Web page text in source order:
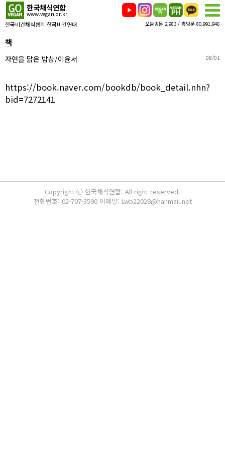
한국채식연합
www.vegan.or.kr
한국비건채식협회 한국비건연대 오늘방문 2,983 / 총방문 80,991,946
책
자연을 닮은 밥상/이윤서 08/01
https://book.naver.com/bookdb/book_detail.nhn?
bid=7272141
Copyright ⓒ 한국채식연합. All right reserved.
전화번호: 02-707-3590 이메일: Lwb22028@hanmail.net